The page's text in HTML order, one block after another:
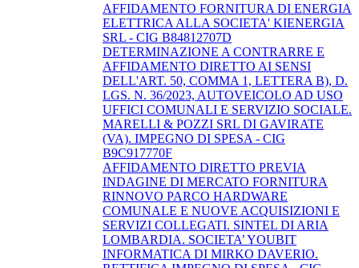
AFFIDAMENTO FORNITURA DI ENERGIA
ELETTRICA ALLA SOCIETA' KIENERGIA
SRL - CIG B84812707D
DETERMINAZIONE A CONTRARRE E
AFFIDAMENTO DIRETTO AI SENSI
DELL'ART. 50, COMMA 1, LETTERA B), D.
LGS. N. 36/2023, AUTOVEICOLO AD USO
UFFICI COMUNALI E SERVIZIO SOCIALE.
MARELLI & POZZI SRL DI GAVIRATE
(VA). IMPEGNO DI SPESA - CIG
B9C917770F
AFFIDAMENTO DIRETTO PREVIA
INDAGINE DI MERCATO FORNITURA
RINNOVO PARCO HARDWARE
COMUNALE E NUOVE ACQUISIZIONI E
SERVIZI COLLEGATI. SINTEL DI ARIA
LOMBARDIA. SOCIETA’ YOUBIT
INFORMATICA DI MIRKO DAVERIO.